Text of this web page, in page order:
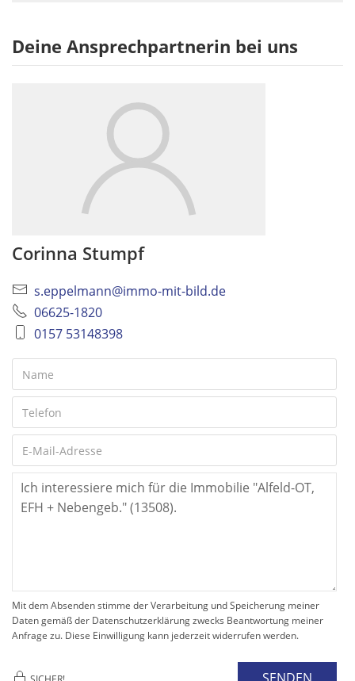
Deine Ansprechpartnerin bei uns
Corinna Stumpf
s.eppelmann@immo-mit-bild.de
06625-1820
0157 53148398
Mit dem Absenden stimme der Verarbeitung und Speicherung meiner
Daten gemäß der Datenschutzerklärung zwecks Beantwortung meiner
Anfrage zu. Diese Einwilligung kann jederzeit widerrufen werden.